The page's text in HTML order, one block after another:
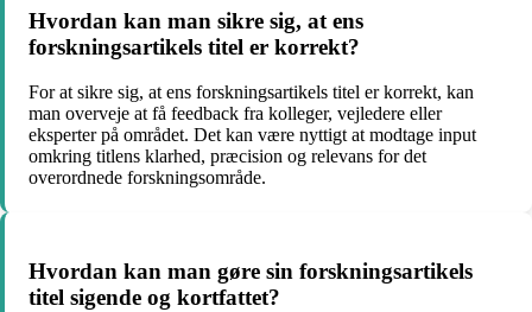
Hvordan kan man sikre sig, at ens
forskningsartikels titel er korrekt?
For at sikre sig, at ens forskningsartikels titel er korrekt, kan
man overveje at få feedback fra kolleger, vejledere eller
eksperter på området. Det kan være nyttigt at modtage input
omkring titlens klarhed, præcision og relevans for det
overordnede forskningsområde.
Hvordan kan man gøre sin forskningsartikels
titel sigende og kortfattet?